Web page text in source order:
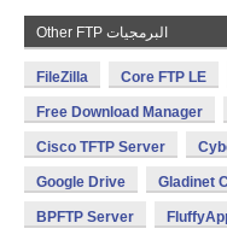
Other FTP البرمجيات
FileZilla Core FTP LE
Free Download Manager
Cisco TFTP Server
Google Drive Gladinet
BPFTP Server